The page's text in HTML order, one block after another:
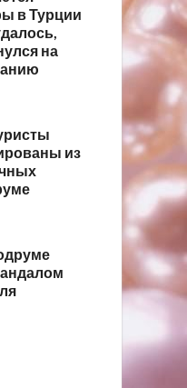
в Турции
на
из